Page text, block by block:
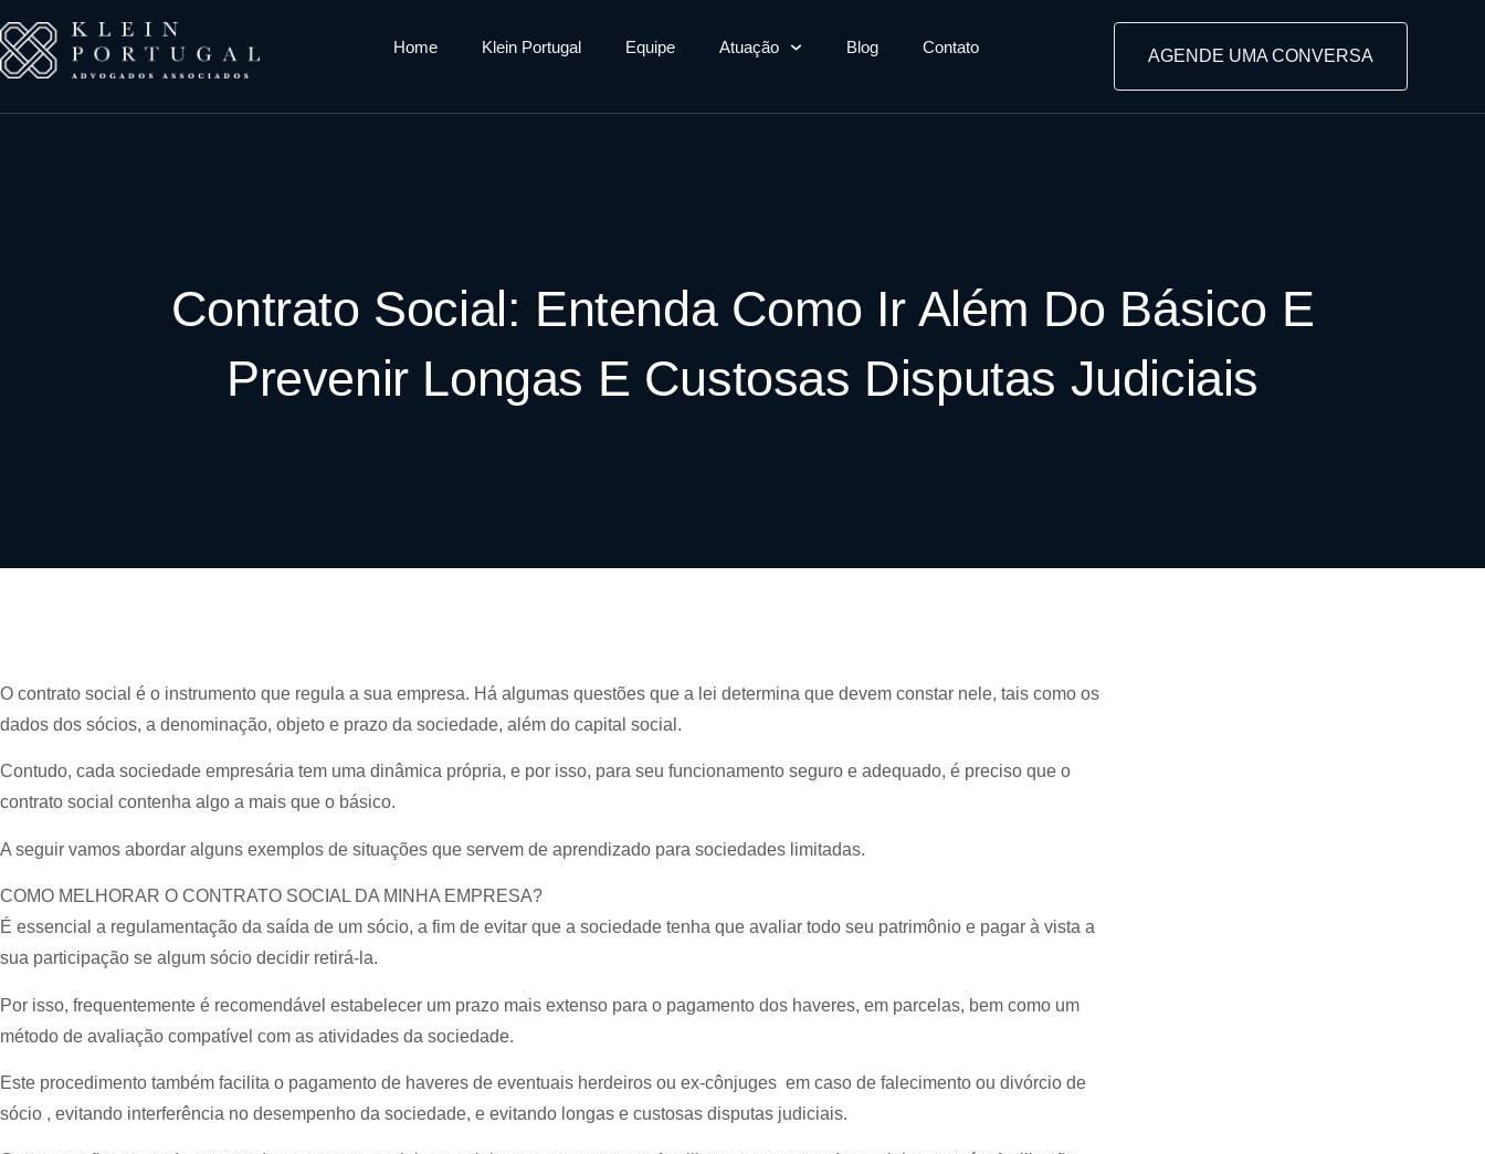
Home Klein Portugal Equipe Atuação Blog Contato AGENDE UMA CONVERSA
Contrato Social: Entenda Como Ir Além Do Básico E
Prevenir Longas E Custosas Disputas Judiciais
O contrato social é o instrumento que regula a sua empresa. Há algumas questões que a lei determina que devem constar nele, tais como os
dados dos sócios, a denominação, objeto e prazo da sociedade, além do capital social.
Contudo, cada sociedade empresária tem uma dinâmica própria, e por isso, para seu funcionamento seguro e adequado, é preciso que o
contrato social contenha algo a mais que o básico.
A seguir vamos abordar alguns exemplos de situações que servem de aprendizado para sociedades limitadas.
COMO MELHORAR O CONTRATO SOCIAL DA MINHA EMPRESA?
É essencial a regulamentação da saída de um sócio, a fim de evitar que a sociedade tenha que avaliar todo seu patrimônio e pagar à vista a
sua participação se algum sócio decidir retirá-la.
Por isso, frequentemente é recomendável estabelecer um prazo mais extenso para o pagamento dos haveres, em parcelas, bem como um
método de avaliação compatível com as atividades da sociedade.
Este procedimento também facilita o pagamento de haveres de eventuais herdeiros ou ex-cônjuges  em caso de falecimento ou divórcio de
sócio , evitando interferência no desempenho da sociedade, e evitando longas e custosas disputas judiciais.